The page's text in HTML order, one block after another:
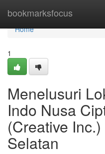
bookmarksfocus
Home
Home
1
Menelusuri
Indo Nusa
(Creative
Selatan